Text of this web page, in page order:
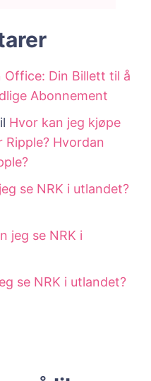
Office: Din Billett til å
Abonnement
Hvor kan jeg kjøpe
Ripple? Hvordan
se NRK i utlandet?
jeg se NRK i
se NRK i utlandet?